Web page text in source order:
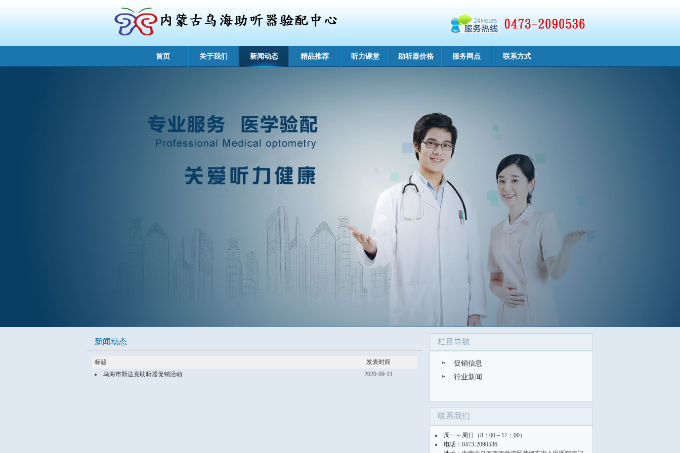
首页 关于我们 新闻动态 精品推荐 听力课堂 助听器价格 服务网点 联系方式
新闻动态
标题
发表时间
乌海市斯达克助听器促销活动
2020-09-11
栏目导航
促销信息
行业新闻
联系我们
周一～周日（8：00－17：00）
电话：0473-2090536